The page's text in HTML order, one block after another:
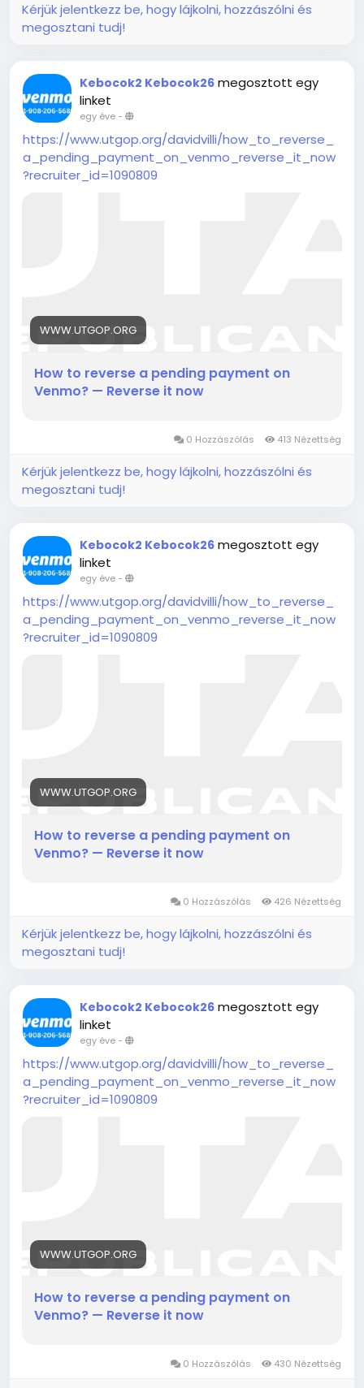
Kérjük jelentkezz be, hogy lájkolni, hozzászólni és
megosztani tudj!
Kebocok2 Kebocok26 megosztott egy
linket
egy éve-
https://www.utgop.org/davidvilli/how_to_reverse_
a_pending_payment_on_venmo_reverse_it_now
?recruiter_id=1090809
WWW.UTGOP.ORG
How to reverse a pending payment on
Venmo? — Reverse it now
0 Hozzászólás 413 Nézettség
Kérjük jelentkezz be, hogy lájkolni, hozzászólni és
megosztani tudj!
Kebocok2 Kebocok26 megosztott egy
linket
egy éve-
https://www.utgop.org/davidvilli/how_to_reverse_
a_pending_payment_on_venmo_reverse_it_now
?recruiter_id=1090809
WWW.UTGOP.ORG
How to reverse a pending payment on
Venmo? — Reverse it now
0 Hozzászólás 426 Nézettség
Kérjük jelentkezz be, hogy lájkolni, hozzászólni és
megosztani tudj!
Kebocok2 Kebocok26 megosztott egy
linket
egy éve-
https://www.utgop.org/davidvilli/how_to_reverse_
a_pending_payment_on_venmo_reverse_it_now
?recruiter_id=1090809
WWW.UTGOP.ORG
How to reverse a pending payment on
Venmo? — Reverse it now
0 Hozzászólás 430 Nézettség